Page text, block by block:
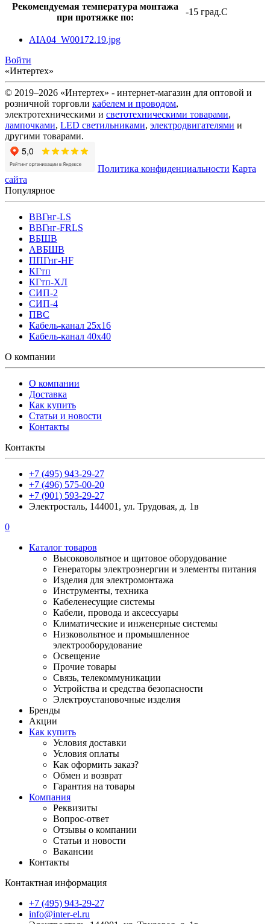
Рекомендуемая температура монтажа
при протяжке по:
-15 град.C
AIA04_W00172.19.jpg
Войти
«Интертех»
© 2019–2026 «Интертех» - интернет-магазин для оптовой и
розничной торговли кабелем и проводом,
электротехническими и светотехническими товарами,
лампочками, LED светильниками, электродвигателями и
другими товарами.
Политика конфиденциальности Карта
сайта
Популярное
ВВГнг-LS
ВВГнг-FRLS
ВБШВ
АВБШВ
ППГнг-HF
КГтп
КГтп-ХЛ
СИП-2
СИП-4
ПВС
Кабель-канал 25х16
Кабель-канал 40х40
О компании
О компании
Доставка
Как купить
Статьи и новости
Контакты
Контакты
+7 (495) 943-29-27
+7 (496) 575-00-20
+7 (901) 593-29-27
Электросталь, 144001, ул. Трудовая, д. 1в
0
Каталог товаров
Высоковольтное и щитовое оборудование
Генераторы электроэнергии и элементы питания
Изделия для электромонтажа
Инструменты, техника
Кабеленесущие системы
Кабели, провода и аксессуары
Климатические и инженерные системы
Низковольтное и промышленное
электрооборудование
Освещение
Прочие товары
Связь, телекоммуникации
Устройства и средства безопасности
Электроустановочные изделия
Бренды
Акции
Как купить
Условия доставки
Условия оплаты
Как оформить заказ?
Обмен и возврат
Гарантия на товары
Компания
Реквизиты
Вопрос-ответ
Отзывы о компании
Статьи и новости
Вакансии
Контакты
Контактная информация
+7 (495) 943-29-27
info@inter-el.ru